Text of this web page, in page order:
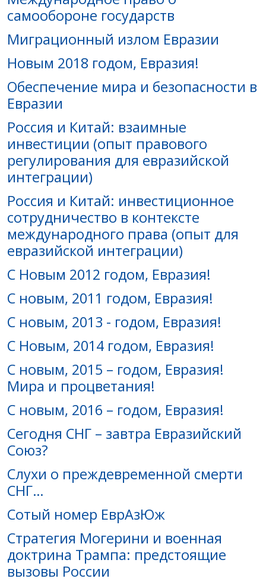
самообороне государств
Миграционный излом Евразии
Новым 2018 годом, Евразия!
Обеспечение мира и безопасности в
Евразии
Россия и Китай: взаимные
инвестиции (опыт правового
регулирования для евразийской
интеграции)
Россия и Китай: инвестиционное
сотрудничество в контексте
международного права (опыт для
евразийской интеграции)
С Новым 2012 годом, Евразия!
С новым, 2011 годом, Евразия!
С новым, 2013 - годом, Евразия!
С Новым, 2014 годом, Евразия!
С новым, 2015 – годом, Евразия!
Мира и процветания!
С новым, 2016 – годом, Евразия!
Сегодня СНГ – завтра Евразийский
Союз?
Слухи о преждевременной смерти
СНГ…
Сотый номер ЕврАзЮж
Стратегия Могерини и военная
доктрина Трампа: предстоящие
вызовы России